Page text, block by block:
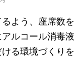
よう、座席数を
ルコール消毒液
る環境づくりを